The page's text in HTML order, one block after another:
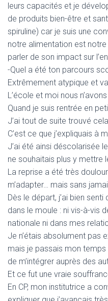
leurs capacités et je
de produits bien-être et
spiruline) car je suis une
notre alimentation est
parler de son impact sur
-Quel a été ton parcours
Extrêmement atypique et
L’école et moi nous
Quand je suis rentrée en
J’ai tout de suite trouvé
C’est ce que j’expliquais à
J’ai été ainsi déscolarisée
ne souhaitais plus y mettre
La reprise a été très
m’adapter… mais sans
Dès le départ, j’ai bien
dans le moule : ni vis-à-vis
nationale ni dans mes
Je n’étais absolument pas
mais je passais mon
de m’intégrer auprès des
Et ce fut une vraie
En CP, mon institutrice a